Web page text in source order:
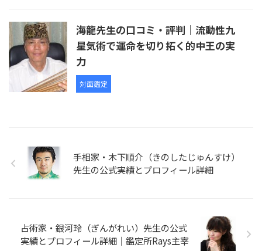
海龍先生の口コミ・評判｜流動性九
星気術で運命を切り拓く的中王の実
力
対面鑑定
手相家・木下順介（きのしたじゅんすけ）
先生の公式実績とプロフィール詳細
占術家・銀河玲（ぎんがれい）先生の公式
実績とプロフィール詳細｜鑑定所Rays主宰